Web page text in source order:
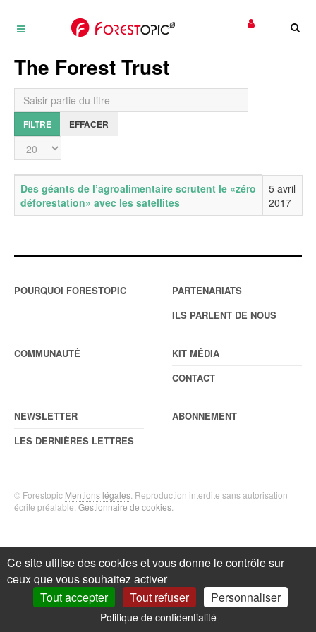
The Forest Trust
Saisir partie du titre
FILTRE EFFACER
Affichage #
Titre Date de publication
Des géants de l’agroalimentaire scrutent le «zéro
déforestation» avec les satellites
5 avril
2017
POURQUOI FORESTOPIC
PARTENARIATS
ILS PARLENT DE NOUS
COMMUNAUTÉ
KIT MÉDIA
CONTACT
NEWSLETTER
LES DERNIÈRES LETTRES
ABONNEMENT
© Forestopic Mentions légales . Reproduction interdite sans autorisation
écrite préalable. Gestionnaire de cookies
Ce site utilise des cookies et vous donne le contrôle sur
ceux que vous souhaitez activer
Tout accepter
Tout refuser Personnaliser
Politique de confidentialité